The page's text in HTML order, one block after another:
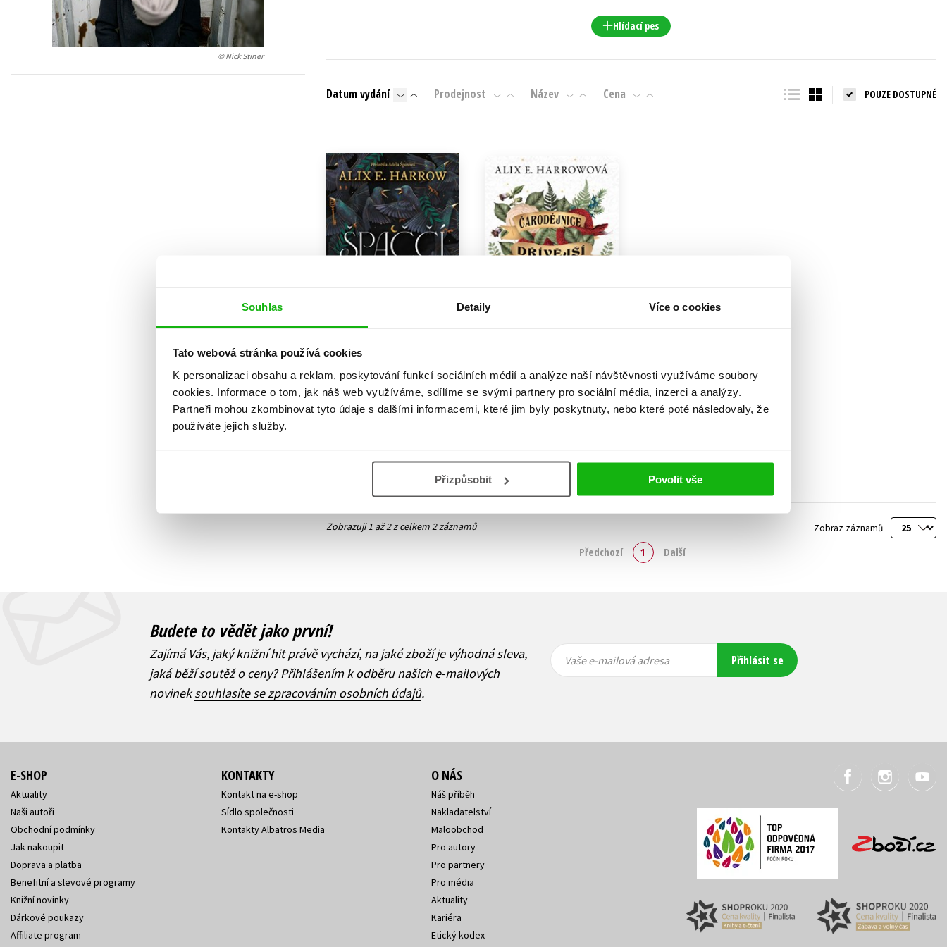
Souhlas Detaily Více o cookies
Tato webová stránka používá cookies
K personalizaci obsahu a reklam, poskytování funkcí sociálních médií a analýze naší návštěvnosti využíváme soubory
cookies. Informace o tom, jak náš web využíváme, sdílíme se svými partnery pro sociální média, inzerci a analýzy.
Partneři mohou zkombinovat tyto údaje s dalšími informacemi, které jim byly poskytnuty, nebo které poté následovaly, že
používáte jejich služby.
Přizpůsobit Povolit vše
Auto - moto
Beletrie pro děti
Jazyky
Kalendáře
Kariéra a osobní rozvoj
Populárně - naučná pro dospělé
Předškoláci
Všechny tituly
© Nick Stiner
Hlídací pes
Datum vydání Prodejnost Název Cena POUZE DOSTUPNÉ
Špaččí dům
Alix E. Harrow
375 Kč469 Kč
Čarodějnice dřívější a
budoucí
Alix E. Harrow
399 Kč
Zobraz záznamů
Zobrazuji 1 až 2 z celkem 2 záznamů
Předchozí 1 Další
Budete to vědět jako první!
Zajímá Vás, jaký knižní hit právě vychází, na jaké zboží je výhodná sleva,
jaká běží soutěž o ceny? Přihlášením k odběru našich e-mailových
novineksouhlasíte se zpracováním osobních údajů.
Vaše e-
mailová
Vaše e-
mailová
Vaše e-mailová adresa Přihlásit se
E-SHOP
Aktuality
Naši autoři
Obchodní podmínky
Jak nakoupit
Doprava a platba
Benefitní a slevové programy
Knižní novinky
Dárkové poukazy
Affiliate program
KONTAKTY
Kontakt na e-shop
Sídlo společnosti
Kontakty Albatros Media
O NÁS
Náš příběh
Nakladatelství
Maloobchod
Pro autory
Pro partnery
Pro média
Aktuality
Kariéra
Etický kodex